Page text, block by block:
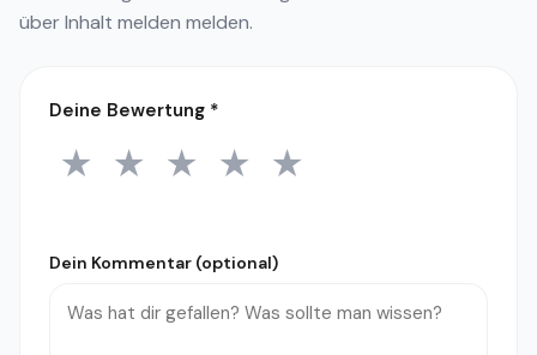
überInhalt melden melden.
Deine Bewertung *
1 Stern
★ 2 Sterne
★ 3 Sterne
★ 4 Sterne
★ 5 Sterne
★
Dein Kommentar (optional)